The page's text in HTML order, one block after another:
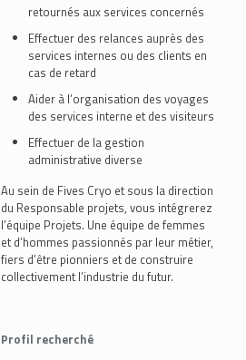
retournés aux services concernés
Effectuer des relances auprès des
services internes ou des clients en
cas de retard
Aider à l’organisation des voyages
des services interne et des visiteurs
Effectuer de la gestion
administrative diverse
Au sein de Fives Cryo et sous la direction
du Responsable projets, vous intégrerez
l’équipe Projets. Une équipe de femmes
et d’hommes passionnés par leur métier,
fiers d’être pionniers et de construire
collectivement l’industrie du futur.
Profil recherché